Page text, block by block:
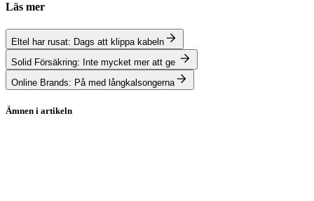
Läs mer
Eltel har rusat: Dags att klippa kabeln
Solid Försäkring: Inte mycket mer att ge
Online Brands: På med långkalsongerna
Ämnen i artikeln